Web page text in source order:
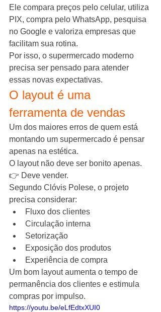
Ele compara preços pelo celular, utiliza
PIX, compra pelo WhatsApp, pesquisa
no Google e valoriza empresas que
facilitam sua rotina.
Por isso, o supermercado moderno
precisa ser pensado para atender
essas novas expectativas.
O layout é uma
ferramenta de vendas
Um dos maiores erros de quem está
montando um supermercado é pensar
apenas na estética.
O layout não deve ser bonito apenas.
👉 Deve vender.
Segundo Clóvis Polese, o projeto
precisa considerar:
Fluxo dos clientes
Circulação interna
Setorização
Exposição dos produtos
Experiência de compra
Um bom layout aumenta o tempo de
permanência dos clientes e estimula
compras por impulso.
https://youtu.be/eLfEdtxXUI0